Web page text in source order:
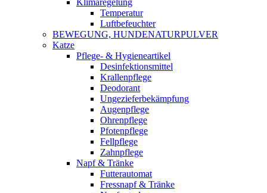
Klimaregelung
Temperatur
Luftbefeuchter
BEWEGUNG, HUNDENATURPULVER
Katze
Pflege- & Hygieneartikel
Desinfektionsmittel
Krallenpflege
Deodorant
Ungezieferbekämpfung
Augenpflege
Ohrenpflege
Pfotenpflege
Fellpflege
Zahnpflege
Napf & Tränke
Futterautomat
Fressnapf & Tränke